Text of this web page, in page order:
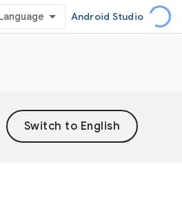
Android Studio